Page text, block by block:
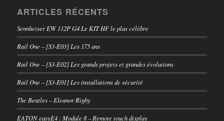
ARTICLES RÉCENTS
Sennheiser EW 112P G4 Le KIT HF le plus célèbre
Rail One – [S3-E03] Les 175 ans
Rail One – [S3-E02] Les grands projets et grandes évolutions
Rail One – [S3-E01] Les installations de sécurité
The Beatles – Eleanor Rigby
EATON easyE4 : Module 8 – Remote touch display